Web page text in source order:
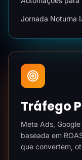
Jornada Noturna
Tráfego
Meta Ads,
baseada em
que convertem,